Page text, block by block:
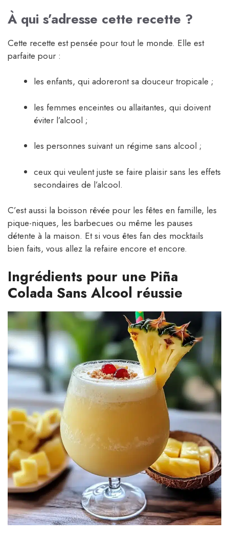
À qui s’adresse cette recette ?
Cette recette est pensée pour tout le monde. Elle est
parfaite pour :
les enfants, qui adoreront sa douceur tropicale ;
les femmes enceintes ou allaitantes, qui doivent
éviter l’alcool ;
les personnes suivant un régime sans alcool ;
ceux qui veulent juste se faire plaisir sans les effets
secondaires de l’alcool.
C’est aussi la boisson rêvée pour les fêtes en famille, les
pique-niques, les barbecues ou même les pauses
détente à la maison. Et si vous êtes fan des mocktails
bien faits, vous allez la refaire encore et encore.
Ingrédients pour une Piña
Colada Sans Alcool réussie